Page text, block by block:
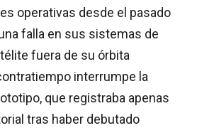
operativas desde el pasado
falla en sus sistemas de
fuera de su órbita
interrumpe la
que registraba apenas
tras haber debutado